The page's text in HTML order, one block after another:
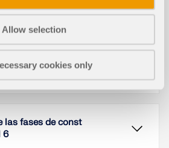
Allow selection
cookies only
de construcción
las fases de const
6